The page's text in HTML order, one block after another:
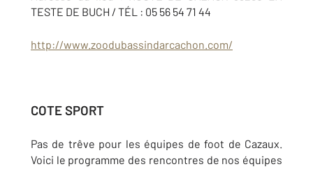
TESTE DE BUCH / TÉL : 05 56 54 71 44
http://www.zoodubassindarcachon.com/
COTE SPORT
Pas de trêve pour les équipes de foot de Cazaux.
Voici le programme des rencontres de nos équipes